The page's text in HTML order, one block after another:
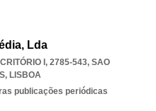
Lda
I, 2785-543, SAO
, LISBOA
publicações periódicas